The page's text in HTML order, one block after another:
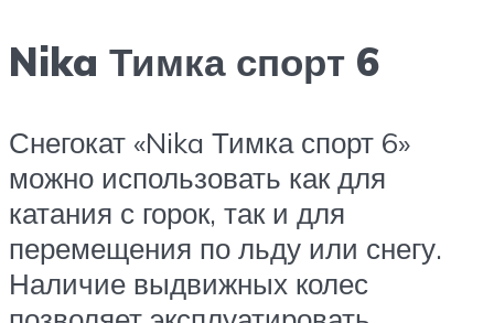
Nika Тимка спорт 6
Снегокат «Nika Тимка спорт 6»
можно использовать как для
катания с горок, так и для
перемещения по льду или снегу.
Наличие выдвижных колес